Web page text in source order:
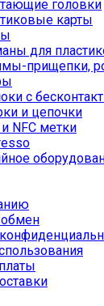
головки
карты
для
прищепки,
с
и цепочки
и NFC метки
обмен